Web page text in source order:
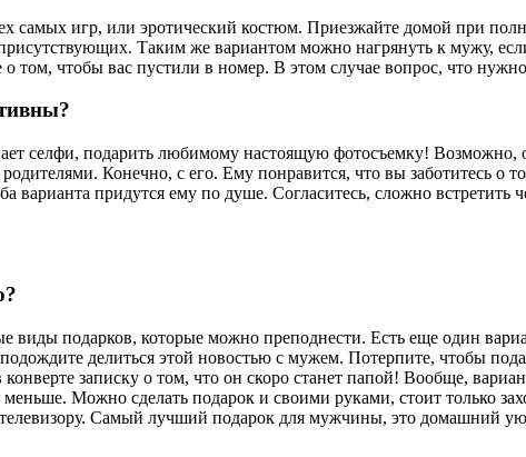
самых игр, или эротический костюм. Приезжайте домой при
Таким же вариантом можно нагрянуть к мужу,
о том, чтобы вас пустили в номер. В этом случае вопрос, что
селфи, подарить любимому настоящую фотосъемку! Возможно,
Конечно, с его. Ему понравится, что вы заботитесь
придутся ему по душе. Согласитесь, сложно встретить
подарков, которые можно преподнести. Есть еще один
делиться этой новостью с мужем. Потерпите, чтобы
записку о том, что он скоро станет папой! Вообще,
Можно сделать подарок и своими руками, стоит только
телевизору. Самый лучший подарок для мужчины, это домашний